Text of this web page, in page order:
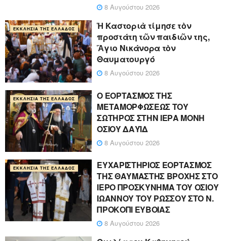
8 Αυγούστου 2026
ΕΚΚΛΗΣΊΑ ΤΗΣ ΕΛΛΆΔΟΣ
Ἡ Καστοριὰ τίμησε τὸν
προστάτη τῶν παιδιῶν της,
Ἅγιο Νικάνορα τὸν
Θαυματουργό
8 Αυγούστου 2026
ΕΚΚΛΗΣΊΑ ΤΗΣ ΕΛΛΆΔΟΣ
Ο ΕΟΡΤΑΣΜΟΣ ΤΗΣ
ΜΕΤΑΜΟΡΦΩΣΕΩΣ ΤΟΥ
ΣΩΤΗΡΟΣ ΣΤΗΝ ΙΕΡΑ ΜΟΝΗ
ΟΣΙΟΥ ΔΑΥΪΔ
8 Αυγούστου 2026
ΕΚΚΛΗΣΊΑ ΤΗΣ ΕΛΛΆΔΟΣ
ΕΥΧΑΡΙΣΤΗΡΙΟΣ ΕΟΡΤΑΣΜΟΣ
ΤΗΣ ΘΑΥΜΑΣΤΗΣ ΒΡΟΧΗΣ ΣΤΟ
ΙΕΡΟ ΠΡΟΣΚΥΝΗΜΑ ΤΟΥ ΟΣΙΟΥ
ΙΩΑΝΝΟΥ ΤΟΥ ΡΩΣΣΟΥ ΣΤΟ Ν.
ΠΡΟΚΟΠΙ ΕΥΒΟΙΑΣ
8 Αυγούστου 2026